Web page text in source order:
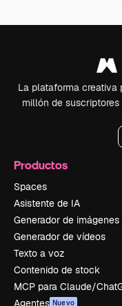
La plataforma creativa
millón de
Productos
Spaces
Asistente de IA
Generador de imágenes
Generador de vídeos
Texto a voz
Contenido de stock
MCP para Claude/
Agentes Nuevo